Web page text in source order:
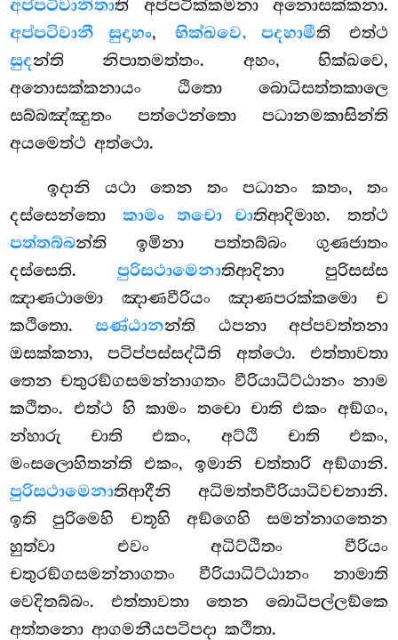
අප්පටිවානිතාති අප්පටික්කමනා අනොසක්කනා.
අප්පටිවානී සුදාහං,භික්ඛවෙ, පදහාමීති එත්ථ
සුදන්ති නිපාතමත්තං. අහං, භික්ඛවෙ,
අනොසක්කනායං ඨිතො බොධිසත්තකාලෙ
සබ්බඤ්ඤුතං පත්ථෙන්තො පධානමකාසින්ති
අයමෙත්ථ අත්ථො.
ඉදානි යථා තෙන තං පධානං කතං, තං
දස්සෙන්තොකාමං තචො චාතිආදිමාහ. තත්ථ
පත්තබ්බන්තිඉමිනා පත්තබ්බං ගුණජාතං
දස්සෙති. පුරිසථාමෙනාතිආදිනා පුරිසස්ස
ඤාණථාමො ඤාණවීරියං ඤාණපරක්කමො ච
කථිතො.සණ්ඨානන්ති ඨපනා අප්පවත්තනා
ඔසක්කනා, පටිප්පස්සද්ධීති අත්ථො. එත්තාවතා
තෙන චතුරඞ්ගසමන්නාගතං වීරියාධිට්ඨානං නාම
කථිතං. එත්ථ හි කාමං තචො චාති එකං අඞ්ගං,
න්හාරු චාති එකං, අට්ඨි චාති එකං,
මංසලොහිතන්ති එකං, ඉමානි චත්තාරි අඞ්ගානි.
පුරිසථාමෙනාතිආදීනි අධිමත්තවීරියාධිවචනානි.
ඉති පුරිමෙහි චතූහි අඞ්ගෙහි සමන්නාගතෙන
හුත්වා එවං අධිට්ඨිතං වීරියං
චතුරඞ්ගසමන්නාගතං වීරියාධිට්ඨානං නාමාති
වෙදිතබ්බං. එත්තාවතා තෙන බොධිපල්ලඞ්කෙ
අත්තනො ආගමනීයපටිපදා කථිතා.